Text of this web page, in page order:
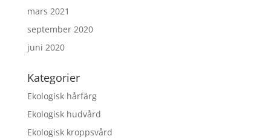
mars 2021
september 2020
juni 2020
Kategorier
Ekologisk hårfärg
Ekologisk hudvård
Ekologisk kroppsvård